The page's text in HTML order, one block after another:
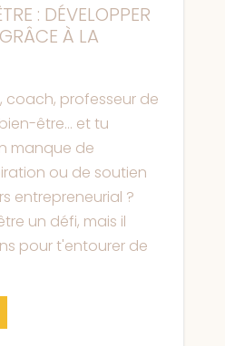
: DÉVELOPPER
À LA
coach, professeur de
être… et tu
manque de
ou de soutien
entrepreneurial ?
un défi, mais il
pour t'entourer de